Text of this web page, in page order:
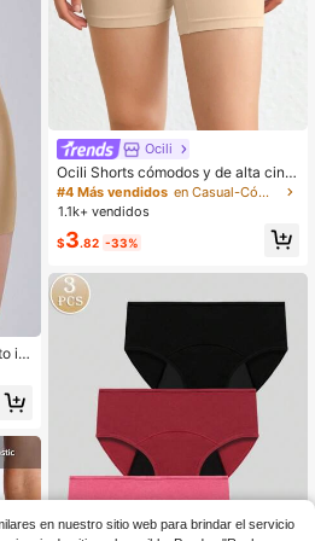
int
c
Ocili
Ocili Shorts cómodos y de alta cintu
ra, con un diseño sin costuras y mu
y elástico, de un unicolor y resistent
#4 Más vendidos
en Casual-Cómodo Pantalones cortos de seguridad pa
1.1k+ vendidos
$3.82 -33%
en nuestro sitio web para brindar el servicio